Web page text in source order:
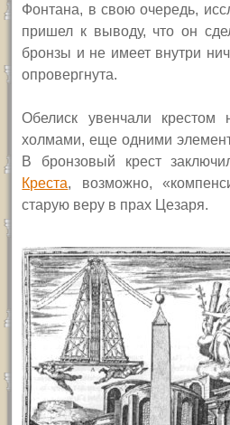
Фонтана, в свою очередь,
пришел к выводу, что он
бронзы и не имеет внутри
опровергнута.
Обелиск увенчали крестом
холмами, еще одними
В бронзовый крест
Креста, возможно,
старую веру в прах Цезаря.